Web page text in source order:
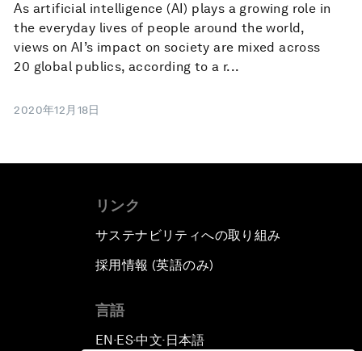
As artificial intelligence (AI) plays a growing role in
the everyday lives of people around the world,
views on AI’s impact on society are mixed across
20 global publics, according to a r...
2020年12月18日
リンク
サステナビリティへの取り組み
採用情報 (英語のみ)
言語
EN ▪ ES▪中文▪ 日本語